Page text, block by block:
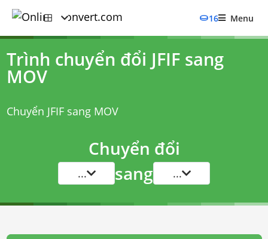
16 Menu
Trình chuyển đổi JFIF sang
MOV
Chuyển JFIF sang MOV
Chuyển đổi
... sang ...